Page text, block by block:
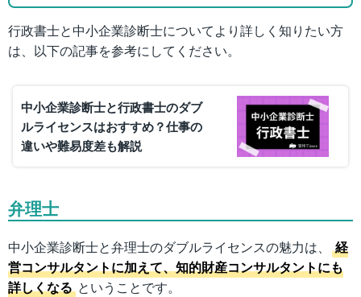
行政書士と中小企業診断士についてより詳しく知りたい方
は、以下の記事を参考にしてください。
中小企業診断士と行政書士のダブ
ルライセンスはおすすめ？仕事の
違いや難易度差も解説
弁理士
中小企業診断士と弁理士のダブルライセンスの魅力は、
経
営コンサルタントに加えて、知的財産コンサルタントにも
詳しくなる ということです。